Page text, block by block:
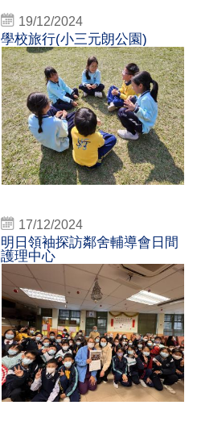
19/12/2024
學校旅行(小三元朗公園)
17/12/2024
明日領袖探訪鄰舍輔導會日間
護理中心